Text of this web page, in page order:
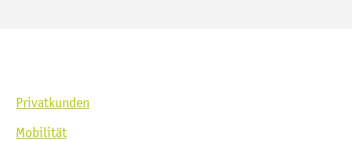
Privatkunden
Mobilität